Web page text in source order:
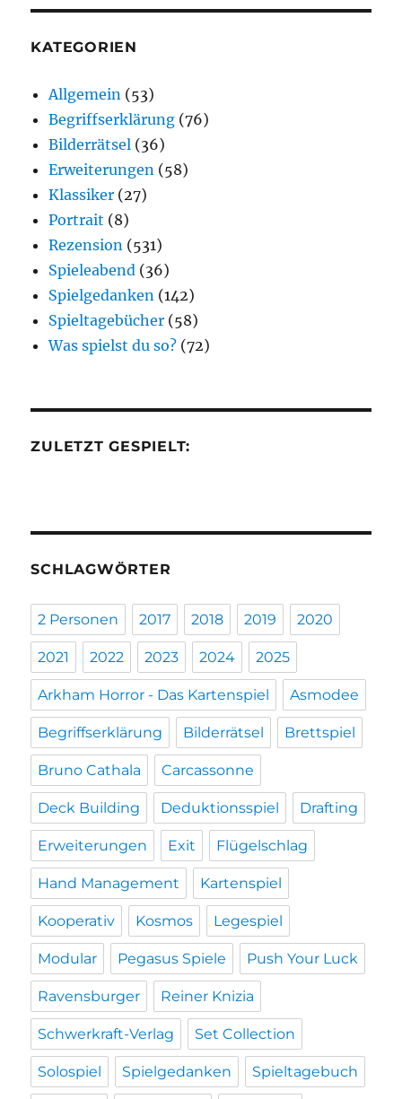
KATEGORIEN
Allgemein (53)
Begriffserklärung (76)
Bilderrätsel (36)
Erweiterungen (58)
Klassiker (27)
Portrait (8)
Rezension (531)
Spieleabend (36)
Spielgedanken (142)
Spieltagebücher (58)
Was spielst du so? (72)
ZULETZT GESPIELT:
SCHLAGWÖRTER
2 Personen 2017 2018 2019 2020
2021 2022 2023 2024 2025
Arkham Horror - Das Kartenspiel Asmodee
Begriffserklärung Bilderrätsel Brettspiel
Bruno Cathala Carcassonne
Deck Building Deduktionsspiel Drafting
Erweiterungen Exit Flügelschlag
Hand Management Kartenspiel
Kooperativ Kosmos Legespiel
Modular Pegasus Spiele Push Your Luck
Ravensburger Reiner Knizia
Schwerkraft-Verlag Set Collection
Solospiel Spielgedanken Spieltagebuch